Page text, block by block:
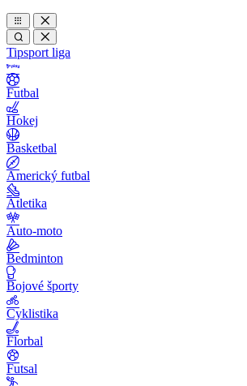
Tipsport liga
Futbal
Hokej
Basketbal
Americký futbal
Atletika
Auto-moto
Bedminton
Bojové športy
Cyklistika
Florbal
Futsal